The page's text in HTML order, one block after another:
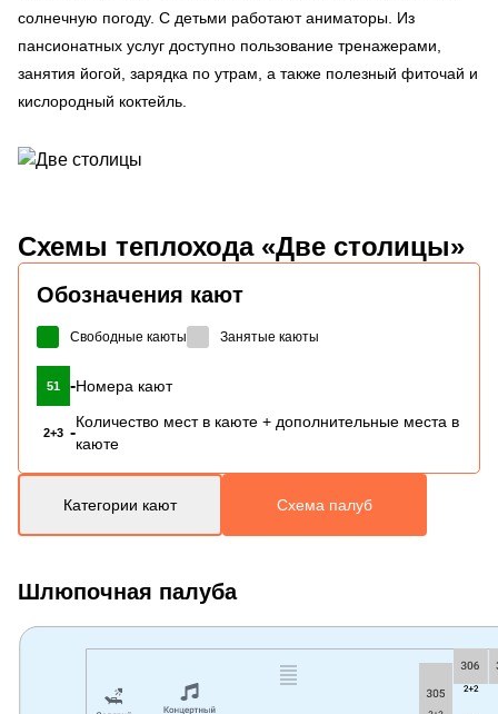
солнечную погоду. С детьми работают аниматоры. Из
пансионатных услуг доступно пользование тренажерами,
занятия йогой, зарядка по утрам, а также полезный фиточай и
кислородный коктейль.
Схемы теплохода «Две столицы»
Обозначения кают
Свободные каюты Занятые каюты
51 -Номера кают
2+3 -
Количество мест в каюте + дополнительные места в
каюте
Категории кают Схема палуб
Шлюпочная палуба